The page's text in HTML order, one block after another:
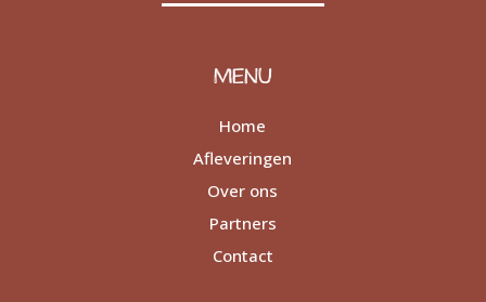
MENU
Home
Afleveringen
Over ons
Partners
Contact